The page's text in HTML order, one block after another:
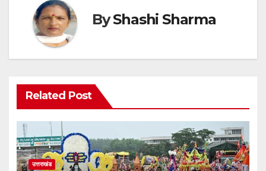
ByShashi Sharma
Related Post
उत्तराखंड